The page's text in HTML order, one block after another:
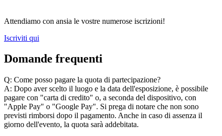
Attendiamo con ansia le vostre numerose iscrizioni!
Iscriviti qui
Domande frequenti
Q: Come posso pagare la quota di partecipazione?
A: Dopo aver scelto il luogo e la data dell'esposizione, è possibile
pagare con "carta di credito" o, a seconda del dispositivo, con
"Apple Pay" o "Google Pay". Si prega di notare che non sono
previsti rimborsi dopo il pagamento. Anche in caso di assenza il
giorno dell'evento, la quota sarà addebitata.